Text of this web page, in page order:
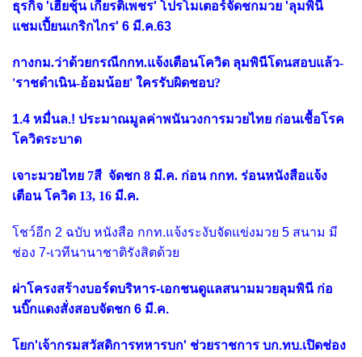
ธุรกิจ 'เฮียชุ้น เกียรติเพชร' โปรโมเตอร์จัดชกมวย 'ลุมพินี
แชมเปี้ยนเกริกไกร' 6 มี.ค.63
กางกม.ว่าด้วยกรณีกกท.แจ้งเตือนโควิด ลุมพินีโดนสอบแล้ว-
'ราชดำเนิน-อ้อมน้อย' ใครรับผิดชอบ?
1.4 หมื่นล.! ประมาณมูลค่าพนันวงการมวยไทย ก่อนเชื้อโรค
โควิดระบาด
เจาะมวยไทย 7สี จัดชก 8 มี.ค. ก่อน กกท. ร่อนหนังสือแจ้ง
เตือน โควิด 13, 16 มี.ค.
โชว์อีก 2 ฉบับ หนังสือ กกท.แจ้งระงับจัดแข่งมวย 5 สนาม มี
ช่อง 7-เวทีนานาชาติรังสิตด้วย
ผ่าโครงสร้างบอร์ดบริหาร-เอกชนดูแลสนามมวยลุมพินี ก่อ
นบิ๊กแดงสั่งสอบจัดชก 6 มี.ค.
โยก'เจ้ากรมสวัสดิการทหารบก' ช่วยราชการ บก.ทบ.เปิดช่อง